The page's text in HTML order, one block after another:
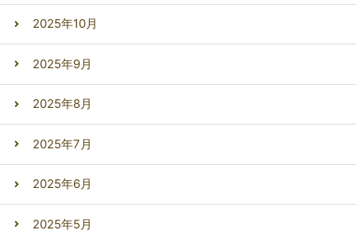
2025年10月
2025年9月
2025年8月
2025年7月
2025年6月
2025年5月